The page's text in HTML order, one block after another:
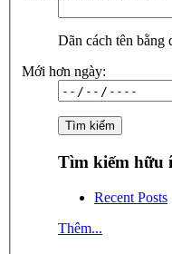
Dãn cách tên bằng
Mới hơn ngày:
Tìm kiếm hữu
Recent Posts
Thêm...